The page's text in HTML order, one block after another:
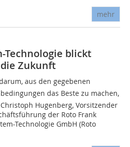
mehr
Technologie blickt
Zukunft
darum, aus den gegebenen
das Beste zu machen,
Hugenberg, Vorsitzender
der Roto Frank
Technologie GmbH (Roto